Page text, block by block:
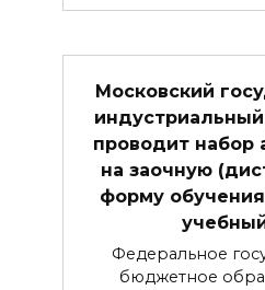
Московский
проводит набор
на заочную
форму обучения
Федеральное
бюджетное